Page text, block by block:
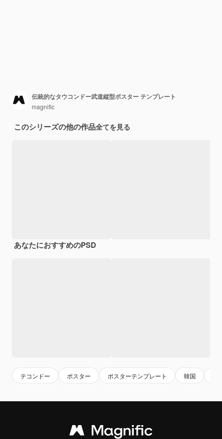
伝統的なタウコンドー武道縦型ポスター テンプレート
magnific
このシリーズの他の作品全てを見る
あなたにおすすめのPSD
テコンドー ポスター ポスターテンプレート 韓国